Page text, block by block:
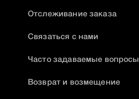
Отслеживание заказа
Связаться с нами
Часто задаваемые вопросы
Возврат и возмещение